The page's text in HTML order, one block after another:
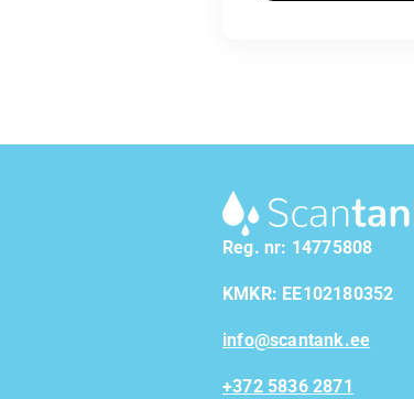
Reg. nr: 14775808
KMKR: EE102180352
info@scantank.ee
+372 5836 2871